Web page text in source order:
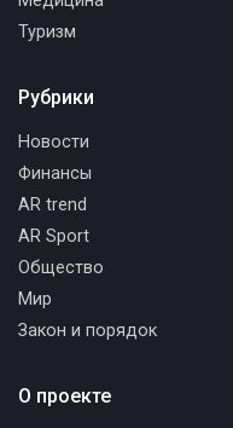
Туризм
Рубрики
Новости
Финансы
AR trend
AR Sport
Общество
Мир
Закон и порядок
О проекте